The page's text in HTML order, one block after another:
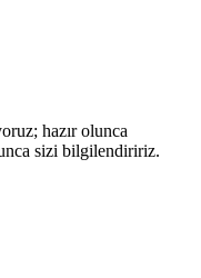
hazır olunca
sizi bilgilendiririz.